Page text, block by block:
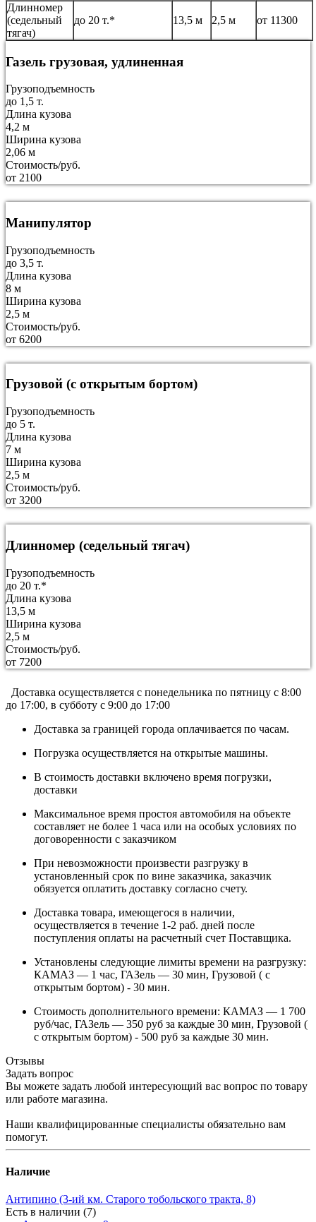
Длинномер
(седельный
тягач)
до 20 т.* 13,5 м 2,5 м от 11300
Газель грузовая, удлиненная
Грузоподъемность
до 1,5 т.
Длина кузова
4,2 м
Ширина кузова
2,06 м
Стоимость/руб.
от 2100
Манипулятор
Грузоподъемность
до 3,5 т.
Длина кузова
8 м
Ширина кузова
2,5 м
Стоимость/руб.
от 6200
Грузовой (с открытым бортом)
Грузоподъемность
до 5 т.
Длина кузова
7 м
Ширина кузова
2,5 м
Стоимость/руб.
от 3200
Длинномер (седельный тягач)
Грузоподъемность
до 20 т.*
Длина кузова
13,5 м
Ширина кузова
2,5 м
Стоимость/руб.
от 7200
Доставка осуществляется c понедельника по пятницу с 8:00
до 17:00, в субботу с 9:00 до 17:00
Доставка за границей города оплачивается по часам.
Погрузка осуществляется на открытые машины.
В стоимость доставки включено время погрузки,
доставки
Максимальное время простоя автомобиля на объекте
составляет не более 1 часа или на особых условиях по
договоренности с заказчиком
При невозможности произвести разгрузку в
установленный срок по вине заказчика, заказчик
обязуется оплатить доставку согласно счету.
Доставка товара, имеющегося в наличии,
осуществляется в течение 1-2 раб. дней после
поступления оплаты на расчетный счет Поставщика.
Установлены следующие лимиты времени на разгрузку:
КАМАЗ — 1 час, ГАЗель — 30 мин, Грузовой ( с
открытым бортом) - 30 мин.
Стоимость дополнительного времени: КАМАЗ — 1 700
руб/час, ГАЗель — 350 руб за каждые 30 мин, Грузовой (
с открытым бортом) - 500 руб за каждые 30 мин.
Отзывы
Задать вопрос
Вы можете задать любой интересующий вас вопрос по товару
или работе магазина.
Наши квалифицированные специалисты обязательно вам
помогут.
Наличие
Антипино (3-ий км. Старого тобольского тракта, 8)
Есть в наличии (7)